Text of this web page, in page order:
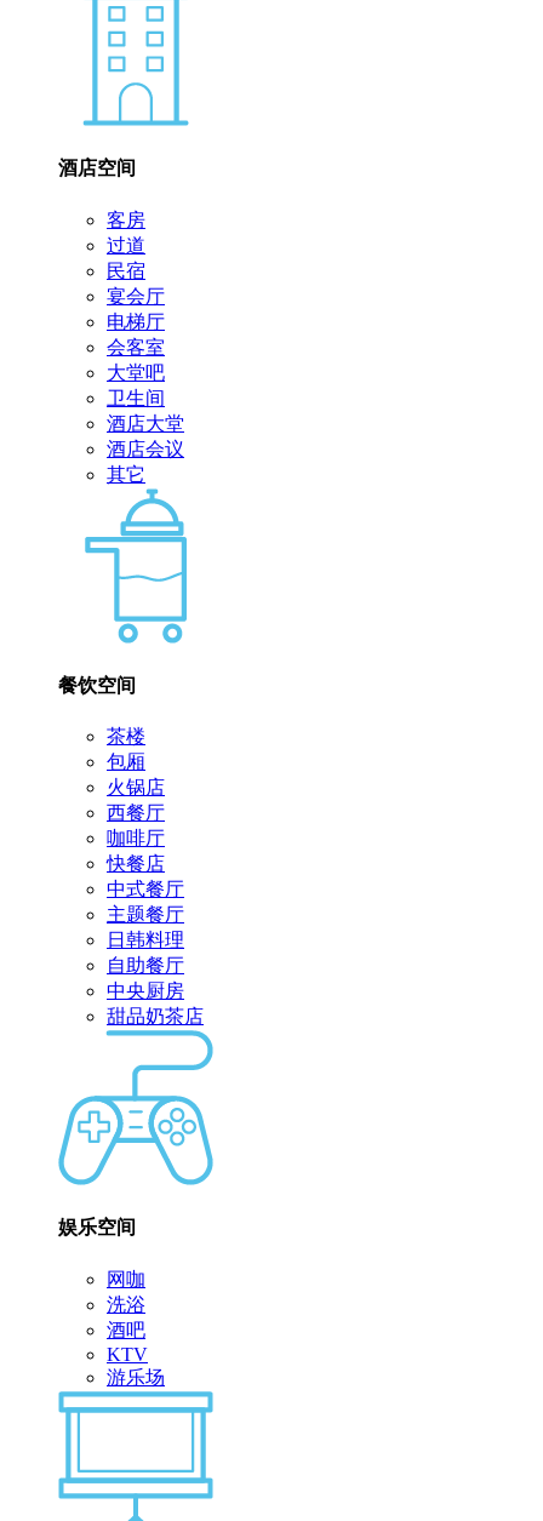
酒店空间
客房
过道
民宿
宴会厅
电梯厅
会客室
大堂吧
卫生间
酒店大堂
酒店会议
其它
餐饮空间
茶楼
包厢
火锅店
西餐厅
咖啡厅
快餐店
中式餐厅
主题餐厅
日韩料理
自助餐厅
中央厨房
甜品奶茶店
娱乐空间
网咖
洗浴
酒吧
KTV
游乐场